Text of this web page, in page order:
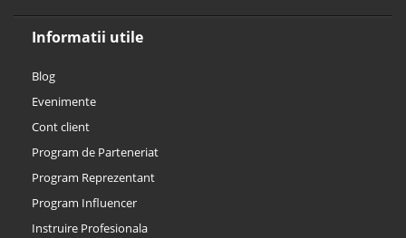
Informatii utile
Blog
Evenimente
Cont client
Program de Parteneriat
Program Reprezentant
Program Influencer
Instruire Profesionala